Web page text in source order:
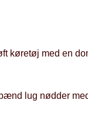
køretøj med en
lug nødder